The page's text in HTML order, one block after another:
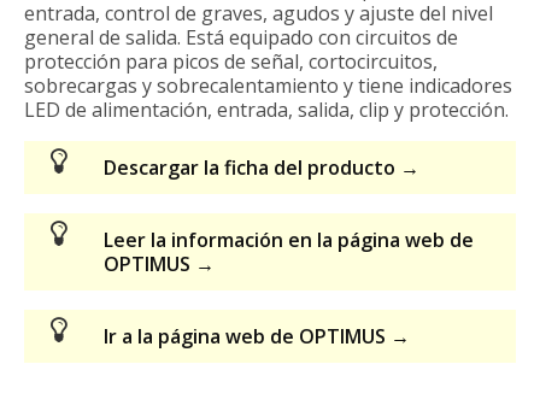
entrada, control de graves, agudos y ajuste del nivel
general de salida. Está equipado con circuitos de
protección para picos de señal, cortocircuitos,
sobrecargas y sobrecalentamiento y tiene indicadores
LED de alimentación, entrada, salida, clip y protección.
Descargar la ficha del producto →
Leer la información en la página web de
OPTIMUS →
Ir a la página web de OPTIMUS →